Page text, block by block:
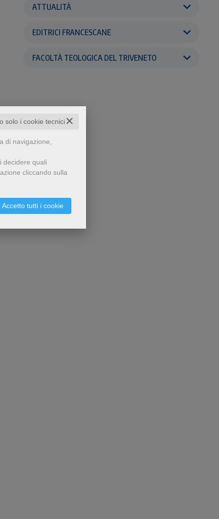
✕
solo i cookie tecnici
di navigazione,
decidere quali
cliccando sulla
Accetto tutti i cookie
ATTUALITÀ
EDITRICI FRANCESCANE
FACOLTÀ TEOLOGICA DEL TRIVENETO